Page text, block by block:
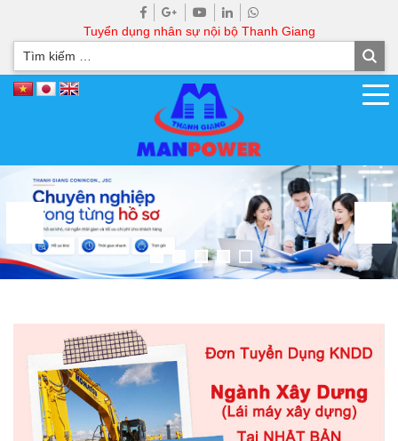
Tuyển dụng nhân sự nội bộ Thanh Giang